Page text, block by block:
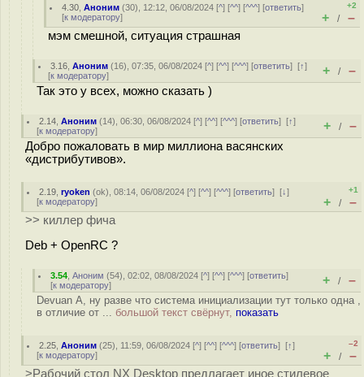
4.30 ,Аноним (30), 12:12, 06/08/2024 [^] [^^] [^^^] [ответить]
[к модератору]
+2
+ / –
мэм смешной, ситуация страшная
3.16 ,Аноним (16), 07:35, 06/08/2024 [^] [^^] [^^^] [ответить][↑]
[к модератору] + / –
Так это у всех, можно сказать )
2.14 ,Аноним (14), 06:30, 06/08/2024 [^] [^^] [^^^] [ответить][↑]
[к модератору] + / –
Добро пожаловать в мир миллиона васянских
«дистрибутивов».
2.19 ,ryoken (ok), 08:14, 06/08/2024 [^] [^^] [^^^] [ответить][↓]
[к модератору]
+1
+ / –
>> киллер фича
Deb + OpenRC ?
3.54 ,Аноним (54), 02:02, 08/08/2024 [^] [^^] [^^^] [ответить]
[к модератору] + / –
Devuan А, ну разве что система инициализации тут только одна ,
в отличие от ... большой текст свёрнут, показать
2.25 ,Аноним (25), 11:59, 06/08/2024 [^] [^^] [^^^] [ответить][↑]
[к модератору]
–2
+ / –
>Рабочий стол NX Desktop предлагает иное стилевое